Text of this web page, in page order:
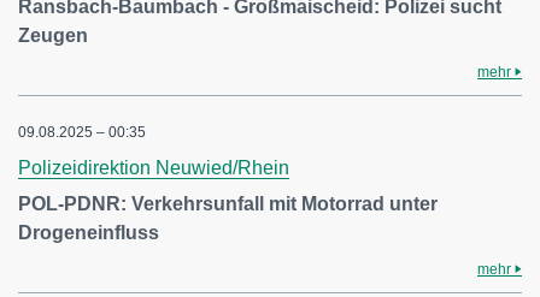
Ransbach-Baumbach - Großmaischeid: Polizei sucht
Zeugen
mehr
09.08.2025 – 00:35
Polizeidirektion Neuwied/Rhein
POL-PDNR: Verkehrsunfall mit Motorrad unter
Drogeneinfluss
mehr